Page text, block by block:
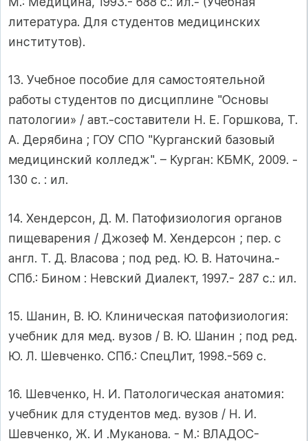
литература. Для студентов медицинских
институтов).
13. Учебное пособие для самостоятельной
работы студентов по дисциплине "Основы
патологии» / авт.-составители Н. Е. Горшкова, Т.
А. Дерябина ; ГОУ СПО "Курганский базовый
медицинский колледж". – Курган: КБМК, 2009. -
130 с. : ил.
14. Хендерсон, Д. М. Патофизиология органов
пищеварения / Джозеф М. Хендерсон ; пер. с
англ. Т. Д. Власова ; под ред. Ю. В. Наточина.-
СПб.: Бином : Невский Диалект, 1997.- 287 с.: ил.
15. Шанин, В. Ю. Клиническая патофизиология:
учебник для мед. вузов / В. Ю. Шанин ; под ред.
Ю. Л. Шевченко. СПб.: СпецЛит, 1998.-569 с.
16. Шевченко, Н. И. Патологическая анатомия:
учебник для студентов мед. вузов / Н. И.
Шевченко, Ж. И .Муканова. - М.: ВЛАДОС-